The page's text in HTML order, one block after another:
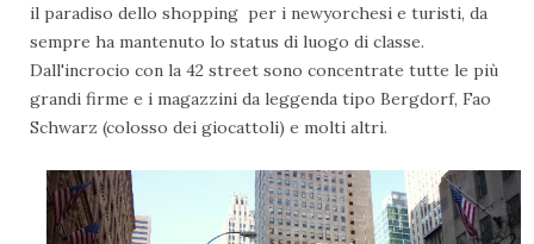
il paradiso dello shopping per i newyorchesi e turisti, da
sempre ha mantenuto lo status di luogo di classe.
Dall'incrocio con la 42 street sono concentrate tutte le più
grandi firme e i magazzini da leggenda tipo Bergdorf, Fao
Schwarz (colosso dei giocattoli) e molti altri.